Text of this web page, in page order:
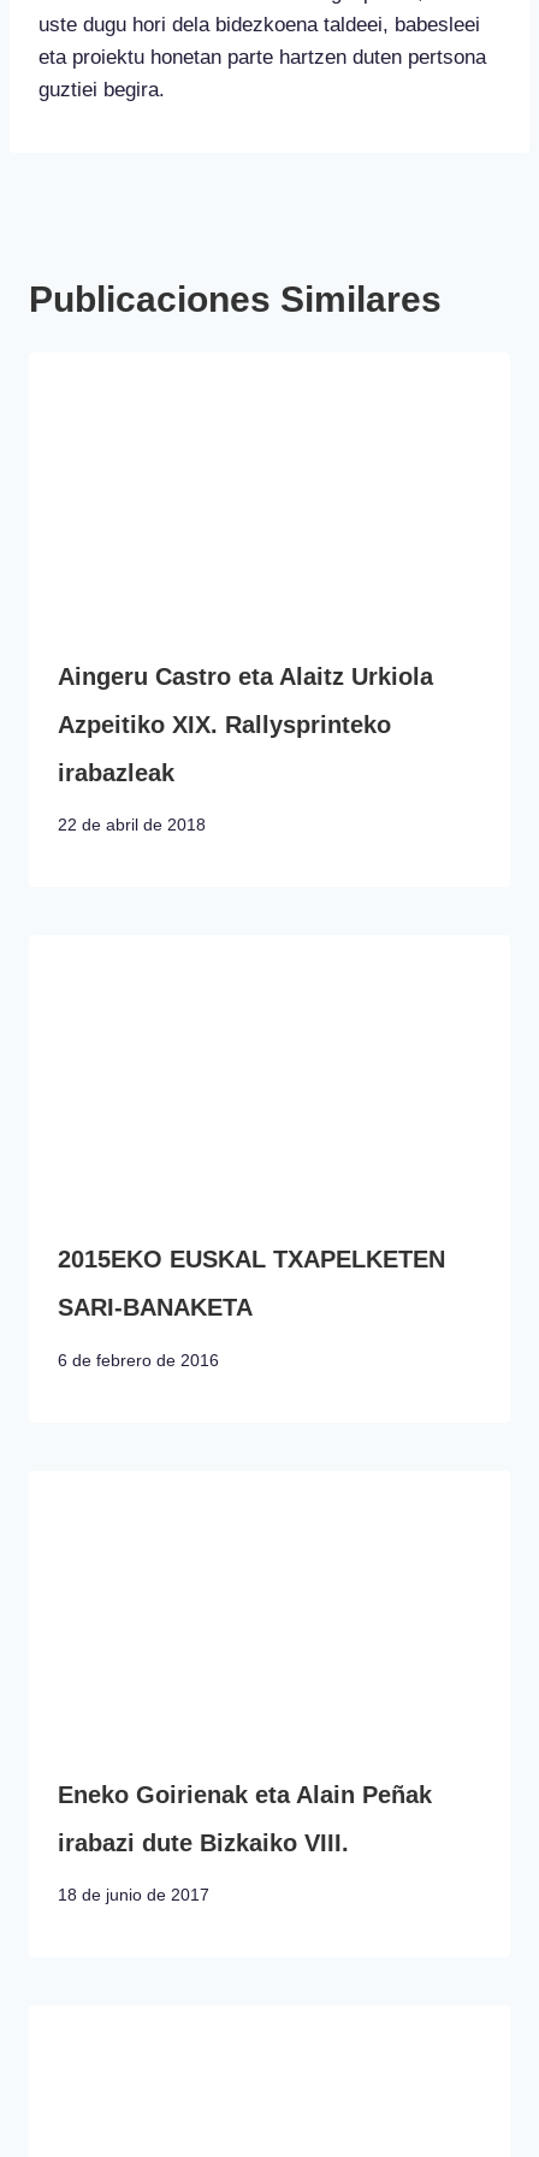
uste dugu hori dela bidezkoena taldeei, babesleei
eta proiektu honetan parte hartzen duten pertsona
guztiei begira.
Publicaciones Similares
Aingeru Castro eta Alaitz Urkiola
Azpeitiko XIX. Rallysprinteko
irabazleak
22 de abril de 2018
2015EKO EUSKAL TXAPELKETEN
SARI-BANAKETA
6 de febrero de 2016
Eneko Goirienak eta Alain Peñak
irabazi dute Bizkaiko VIII.
18 de junio de 2017